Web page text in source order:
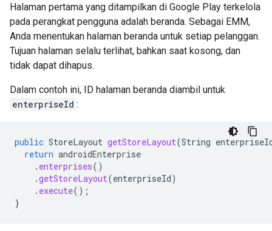
Halaman pertama yang ditampilkan di Google Play terkelola
pada perangkat pengguna adalah beranda. Sebagai EMM,
Anda menentukan halaman beranda untuk setiap pelanggan.
Tujuan halaman selalu terlihat, bahkan saat kosong, dan
tidak dapat dihapus.
Dalam contoh ini, ID halaman beranda diambil untuk
enterpriseId :
public StoreLayout getStoreLayout(String
return androidEnterprise
. enterprises()
.getStoreLayout(enterpriseId)
. execute();
}